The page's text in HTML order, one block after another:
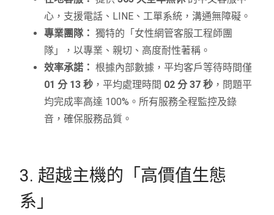
心，支援電話、LINE、工單系統，溝通無障礙。
專業團隊： 獨特的「女性網管客服工程師團
隊」，以專業、親切、高度耐性著稱。
效率承諾： 根據內部數據，平均客戶等待時間僅
01 分 13 秒 ，平均處理時間 02 分 37 秒 ，問題平
均完成率高達 100%。所有服務全程監控及錄
音，確保服務品質。
3. 超越主機的「高價值生態
系」